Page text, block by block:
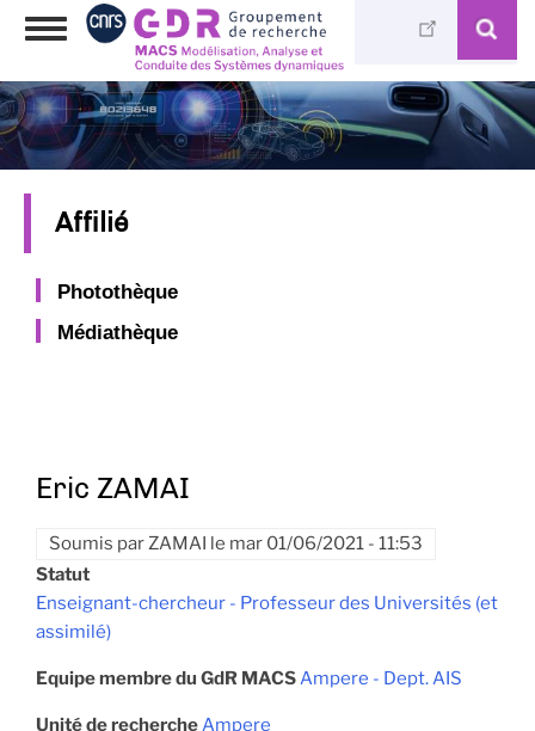
Aller
principal
Toggle
Affilié
Photothèque
Médiathèque
Eric ZAMAI
Soumis parZAMAI le mar 01/06/2021 - 11:53
Statut
Enseignant-chercheur - Professeur des Universités (et
assimilé)
Equipe membre du GdR MACSAmpere - Dept. AIS
Unité de rechercheAmpere